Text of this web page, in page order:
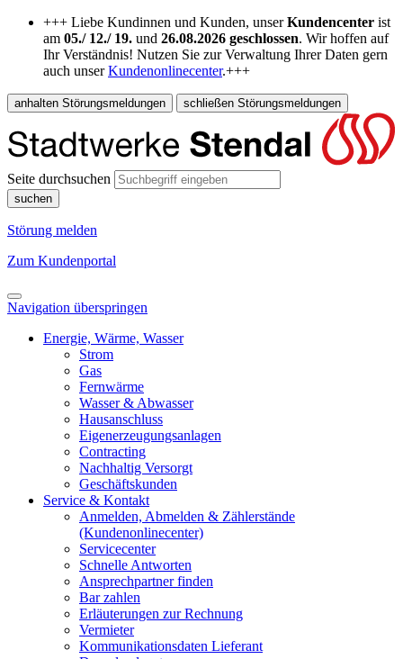
+++ Liebe Kundinnen und Kunden, unserKundencenter ist
am 05./ 12./ 19. und 26.08.2026 geschlossen. Wir hoffen auf
Ihr Verständnis! Nutzen Sie zur Verwaltung Ihrer Daten gern
auch unserKundenonlinecenter.+++
anhalten Störungsmeldungen schließen Störungsmeldungen
Seite durchsuchen
suchen
Störung melden
Zum Kundenportal
Navigation überspringen
Energie, Wärme, Wasser
Strom
Gas
Fernwärme
Wasser & Abwasser
Hausanschluss
Eigenerzeugungsanlagen
Contracting
Nachhaltig Versorgt
Geschäftskunden
Service & Kontakt
Anmelden, Abmelden & Zählerstände
(Kundenonlinecenter)
Servicecenter
Schnelle Antworten
Ansprechpartner finden
Bar zahlen
Erläuterungen zur Rechnung
Vermieter
Kommunikationsdaten Lieferant